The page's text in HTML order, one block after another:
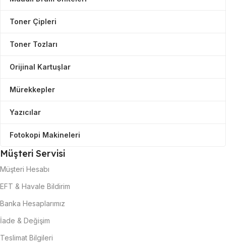
Toner Çipleri
Toner Tozları
Orijinal Kartuşlar
Mürekkepler
Yazıcılar
Fotokopi Makineleri
Müşteri Servisi
Müşteri Hesabı
EFT & Havale Bildirim
Banka Hesaplarımız
İade & Değişim
Teslimat Bilgileri